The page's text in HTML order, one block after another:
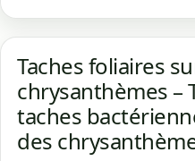
Taches foliaires
chrysanthèmes –
taches
des